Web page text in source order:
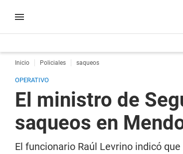
Inicio Policiales saqueos
OPERATIVO
El ministro de
saqueos en
El funcionario Raúl Levrino indicó